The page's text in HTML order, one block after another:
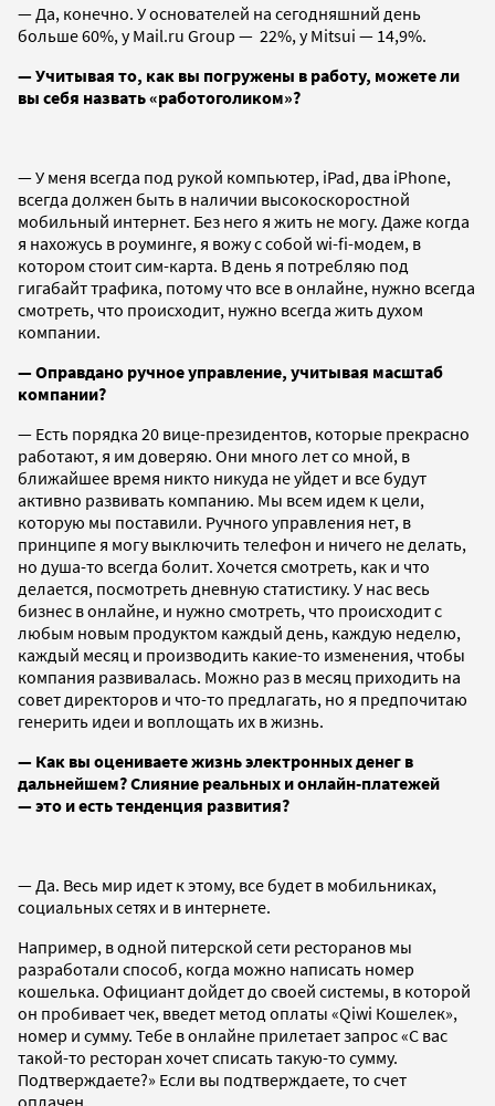
— Да, конечно. У основателей на сегодняшний день
больше 60%, у Mail.ru Group — 22%, у Mitsui — 14,9%.
— Учитывая то, как вы погружены в работу, можете ли
вы себя назвать «работоголиком»?
— У меня всегда под рукой компьютер, iPad, два iPhone,
всегда должен быть в наличии высокоскоростной
мобильный интернет. Без него я жить не могу. Даже когда
я нахожусь в роуминге, я вожу с собой wi-fi-модем, в
котором стоит сим-карта. В день я потребляю под
гигабайт трафика, потому что все в онлайне, нужно всегда
смотреть, что происходит, нужно всегда жить духом
компании.
— Оправдано ручное управление, учитывая масштаб
компании?
— Есть порядка 20 вице-президентов, которые прекрасно
работают, я им доверяю. Они много лет со мной, в
ближайшее время никто никуда не уйдет и все будут
активно развивать компанию. Мы всем идем к цели,
которую мы поставили. Ручного управления нет, в
принципе я могу выключить телефон и ничего не делать,
но душа-то всегда болит. Хочется смотреть, как и что
делается, посмотреть дневную статистику. У нас весь
бизнес в онлайне, и нужно смотреть, что происходит с
любым новым продуктом каждый день, каждую неделю,
каждый месяц и производить какие-то изменения, чтобы
компания развивалась. Можно раз в месяц приходить на
совет директоров и что-то предлагать, но я предпочитаю
генерить идеи и воплощать их в жизнь.
— Как вы оцениваете жизнь электронных денег в
дальнейшем?Слияние реальных и онлайн-платежей
— это и есть тенденция развития?
— Да. Весь мир идет к этому, все будет в мобильниках,
социальных сетях и в интернете.
Например, в одной питерской сети ресторанов мы
разработали способ, когда можно написать номер
кошелька. Официант дойдет до своей системы, в которой
он пробивает чек, введет метод оплаты «Qiwi Кошелек»,
номер и сумму. Тебе в онлайне прилетает запрос «С вас
такой-то ресторан хочет списать такую-то сумму.
Подтверждаете?» Если вы подтверждаете, то счет
оплачен.